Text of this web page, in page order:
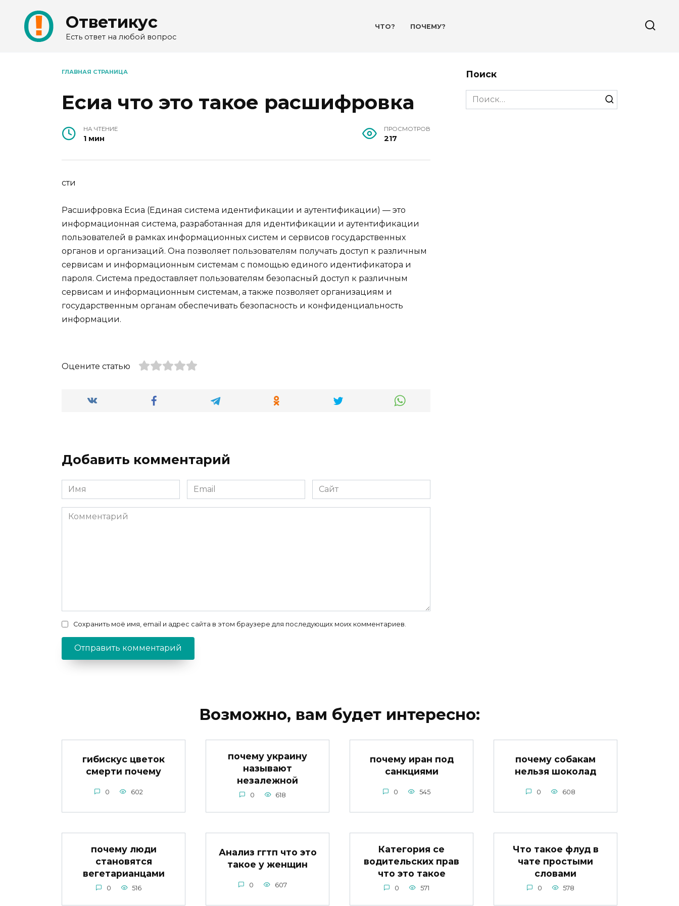
содержанию
Ответикус
Есть ответ на любой вопрос
ЧТО? ПОЧЕМУ?
ГЛАВНАЯ СТРАНИЦА
Есиа что это такое расшифровка
НА ЧТЕНИЕ
1 мин
ПРОСМОТРОВ
217
сти
Расшифровка Есиа (Единая система идентификации и аутентификации) — это
информационная система, разработанная для идентификации и аутентификации
пользователей в рамках информационных систем и сервисов государственных
органов и организаций. Она позволяет пользователям получать доступ к различным
сервисам и информационным системам с помощью единого идентификатора и
пароля. Система предоставляет пользователям безопасный доступ к различным
сервисам и информационным системам, а также позволяет организациям и
государственным органам обеспечивать безопасность и конфиденциальность
информации.
Оцените статью
Добавить комментарий
Имя
*
Email
*
Сайт
Комментарий
Сохранить моё имя, email и адрес сайта в этом браузере для последующих моих комментариев.
Поиск
Search
for:
Возможно, вам будет интересно:
гибискус цветок
смерти почему
0 602
почему украину
называют
незалежной
0 618
почему иран под
санкциями
0 545
почему собакам
нельзя шоколад
0 608
почему люди
становятся
вегетарианцами
0 516
Анализ ггтп что это
такое у женщин
0 607
Категория се
водительских прав
что это такое
0 571
Что такое флуд в
чате простыми
словами
0 578